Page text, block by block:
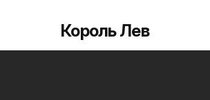
Король Лев